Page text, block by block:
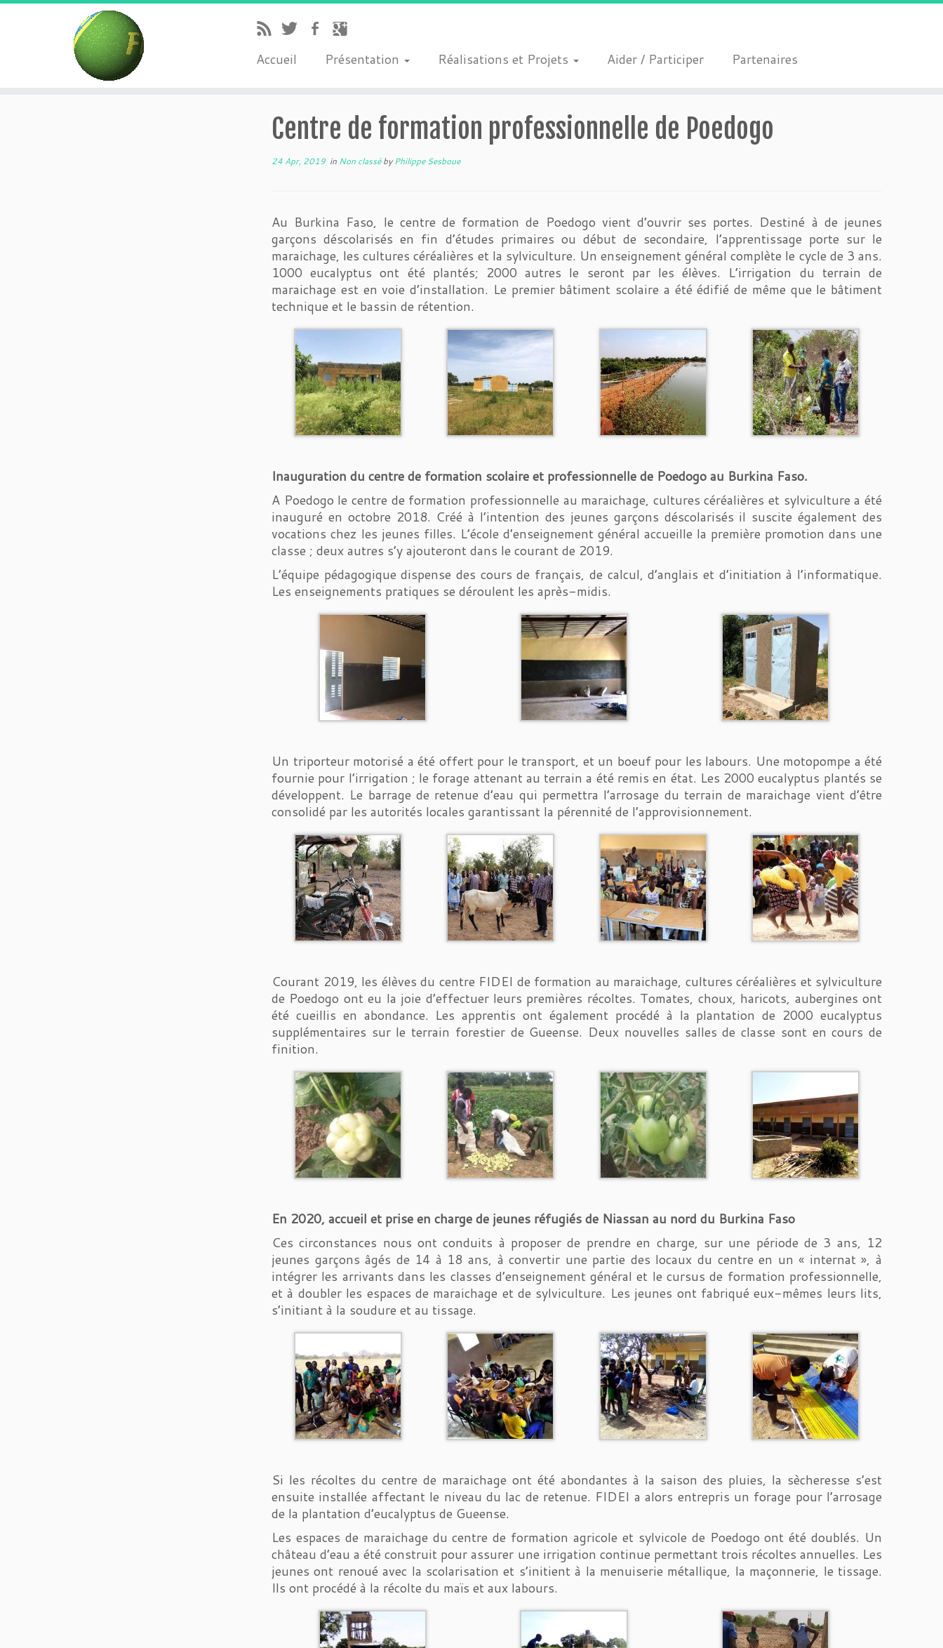
Accueil Présentation Réalisations et Projets Aider / Participer Partenaires
Centre de formation professionnelle de Poedogo
24 Apr, 2019 in Non classébyPhilippe Sesboue
Au Burkina Faso, le centre de formation de Poedogo vient d’ouvrir ses portes. Destiné à de jeunes
garçons déscolarisés en fin d’études primaires ou début de secondaire, l’apprentissage porte sur le
maraichage, les cultures céréalières et la sylviculture. Un enseignement général complète le cycle de 3 ans.
1000 eucalyptus ont été plantés; 2000 autres le seront par les élèves. L’irrigation du terrain de
maraichage est en voie d’installation. Le premier bâtiment scolaire a été édifié de même que le bâtiment
technique et le bassin de rétention.
Inauguration du centre de formation scolaire et professionnelle de Poedogo au Burkina Faso.
A Poedogo le centre de formation professionnelle au maraichage, cultures céréalières et sylviculture a été
inauguré en octobre 2018. Créé à l’intention des jeunes garçons déscolarisés il suscite également des
vocations chez les jeunes filles. L’école d’enseignement général accueille la première promotion dans une
classe ; deux autres s’y ajouteront dans le courant de 2019.
L’équipe pédagogique dispense des cours de français, de calcul, d’anglais et d’initiation à l’informatique.
Les enseignements pratiques se déroulent les après-midis.
Un triporteur motorisé a été offert pour le transport, et un boeuf pour les labours. Une motopompe a été
fournie pour l’irrigation ; le forage attenant au terrain a été remis en état. Les 2000 eucalyptus plantés se
développent. Le barrage de retenue d’eau qui permettra l’arrosage du terrain de maraichage vient d’être
consolidé par les autorités locales garantissant la pérennité de l’approvisionnement.
Courant 2019, les élèves du centre FIDEI de formation au maraichage, cultures céréalières et sylviculture
de Poedogo ont eu la joie d’effectuer leurs premières récoltes. Tomates, choux, haricots, aubergines ont
été cueillis en abondance. Les apprentis ont également procédé à la plantation de 2000 eucalyptus
supplémentaires sur le terrain forestier de Gueense. Deux nouvelles salles de classe sont en cours de
finition.
En 2020, accueil et prise en charge de jeunes réfugiés de Niassan au nord du Burkina Faso
Ces circonstances nous ont conduits à proposer de prendre en charge, sur une période de 3 ans, 12
jeunes garçons âgés de 14 à 18 ans, à convertir une partie des locaux du centre en un « internat », à
intégrer les arrivants dans les classes d’enseignement général et le cursus de formation professionnelle,
et à doubler les espaces de maraichage et de sylviculture. Les jeunes ont fabriqué eux-mêmes leurs lits,
s’initiant à la soudure et au tissage.
Si les récoltes du centre de maraichage ont été abondantes à la saison des pluies, la sècheresse s’est
ensuite installée affectant le niveau du lac de retenue. FIDEI a alors entrepris un forage pour l’arrosage
de la plantation d’eucalyptus de Gueense.
Les espaces de maraichage du centre de formation agricole et sylvicole de Poedogo ont été doublés. Un
château d’eau a été construit pour assurer une irrigation continue permettant trois récoltes annuelles. Les
jeunes ont renoué avec la scolarisation et s’initient à la menuiserie métallique, la maçonnerie, le tissage.
Ils ont procédé à la récolte du maïs et aux labours.